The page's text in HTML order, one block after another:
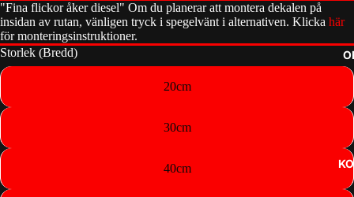
"Fina flickor åker diesel" Om du planerar att montera dekalen på
insidan av rutan, vänligen tryck i spegelvänt i alternativen. Klicka här
för monteringsinstruktioner.
Storlek (Bredd)
20cm
30cm
40cm